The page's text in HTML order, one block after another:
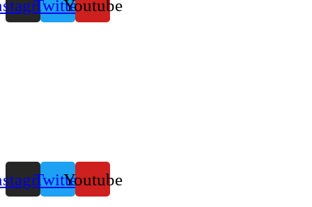
TwitterYoutube
TwitterYoutube